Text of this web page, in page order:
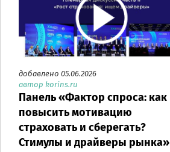
добавлено 05.06.2026
автор korins.ru
Панель «Фактор спроса: как
повысить мотивацию
страховать и сберегать?
Стимулы и драйверы рынка»